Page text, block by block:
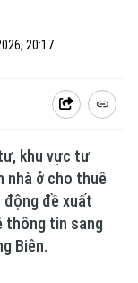
20:17
khu vực tư
nhà ở cho thuê
động đề xuất
thông tin sang
Biên.